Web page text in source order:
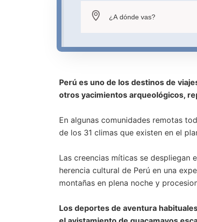
Perú es uno de los destinos de
otros yacimientos arqueológicos,
En algunas comunidades remotas
de los 31 climas que existen en el
Las creencias míticas se
herencia cultural de Perú en una
montañas en plena noche y
Los deportes de aventura